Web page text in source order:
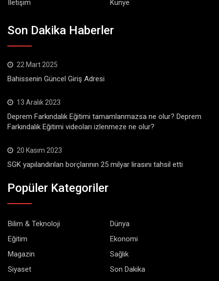
İletişim
Künye
Son Dakika Haberler
22 Mart 2025
Bahissenin Güncel Giriş Adresi
13 Aralık 2023
Deprem Farkındalık Eğitimi tamamlanmazsa ne olur? Deprem
Farkındalık Eğitimi videoları izlenmeze ne olur?
20 Kasım 2023
SGK yapılandırılan borçlarının 25 milyar lirasını tahsil etti
Popüler Kategoriler
Bilim & Teknoloji
Dünya
Eğitim
Ekonomi
Magazin
Sağlık
Siyaset
Son Dakika